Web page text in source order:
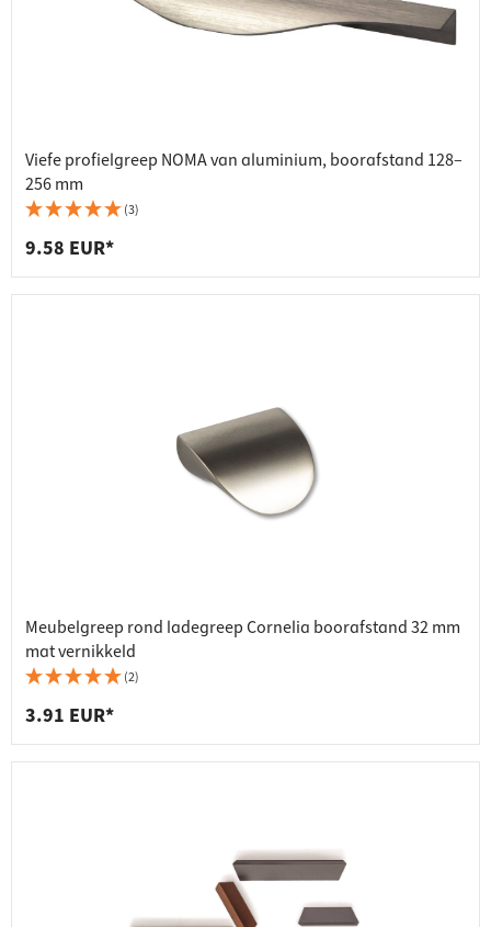
Viefe profielgreep NOMA van aluminium, boorafstand 128–
256 mm
(3)
9.58 EUR*
Meubelgreep rond ladegreep Cornelia boorafstand 32 mm
mat vernikkeld
(2)
3.91 EUR*